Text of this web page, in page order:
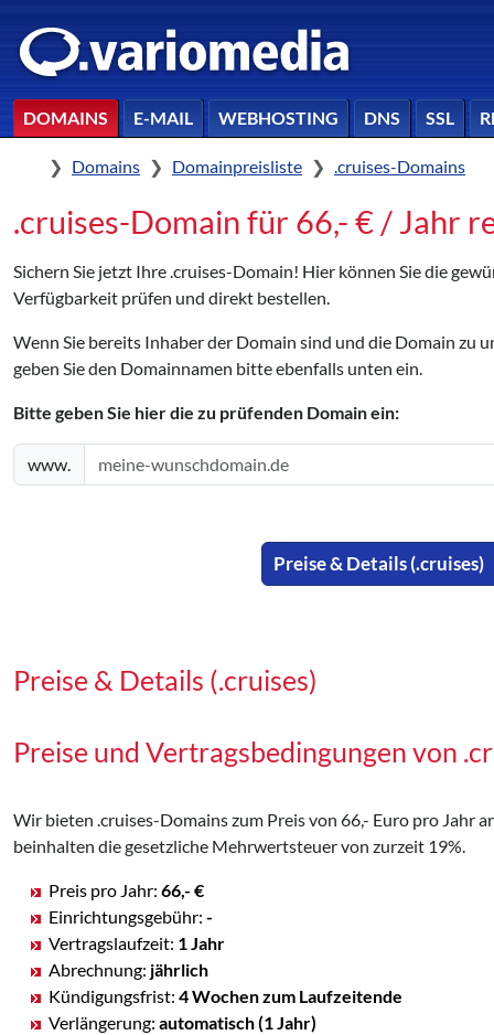
DOMAINS E-MAIL WEBHOSTING DNS SSL
HomeDomains Domainpreisliste .cruises-Domains
.cruises-Domain für 66,- € / Jahr
Sichern Sie jetzt Ihre .cruises-Domain! Hier können Sie die
Verfügbarkeit prüfen und direkt bestellen.
Wenn Sie bereits Inhaber der Domain sind und die Domain zu
geben Sie den Domainnamen bitte ebenfalls unten ein.
Bitte geben Sie hier die zu prüfenden Domain ein:
www.
Preise & Details (.cruises)
Preise & Details (.cruises)
Preise und Vertragsbedingungen von
Wir bieten .cruises-Domains zum Preis von 66,- Euro pro Jahr
beinhalten die gesetzliche Mehrwertsteuer von zurzeit 19%.
Preis pro Jahr: 66,- €
Einrichtungsgebühr: -
Vertragslaufzeit: 1 Jahr
Abrechnung: jährlich
Kündigungsfrist: 4 Wochen zum Laufzeitende
Verlängerung: automatisch (1 Jahr)